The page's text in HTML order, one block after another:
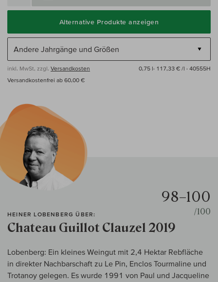
Alternative Produkte anzeigen
inkl. MwSt, zzgl. Versandkosten 0,75 l· 117,33 € /l · 40555H
Versandkostenfrei ab 60,00 €
HEINER LOBENBERG ÜBER:
Chateau Guillot Clauzel 2019
98–100
/100
Lobenberg: Ein kleines Weingut mit 2,4 Hektar Rebfläche
in direkter Nachbarschaft zu Le Pin, Enclos Tourmaline und
Trotanoy gelegen. Es wurde 1991 von Paul und Jacqueline